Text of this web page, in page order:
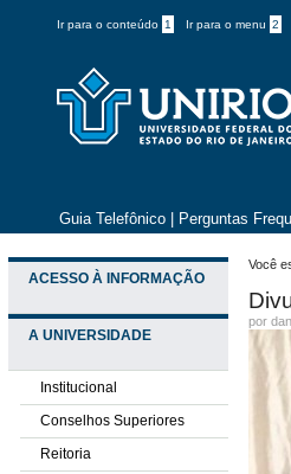
Ir para o conteúdo 1 Ir para o menu 2
Guia Telefônico Perguntas
ACESSO À INFORMAÇÃO
A UNIVERSIDADE
Institucional
Conselhos Superiores
Reitoria
Você
por